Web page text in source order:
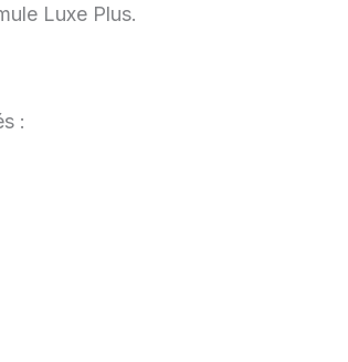
Luxe Plus.
: